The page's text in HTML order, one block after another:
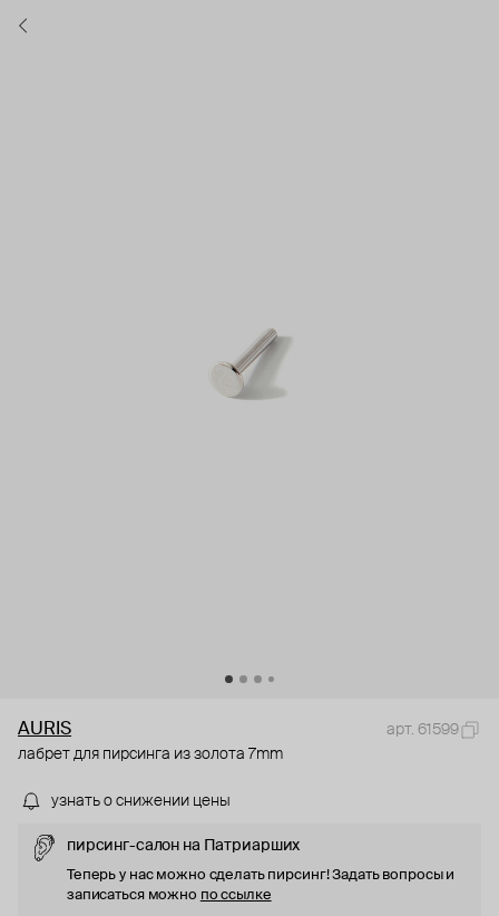
AURIS
арт. 61599
лабрет для пирсинга из золота 7mm
узнать о снижении цены
пирсинг-салон на Патриарших
Теперь у нас можно сделать пирсинг! Задать вопросы и
записаться можно по ссылке